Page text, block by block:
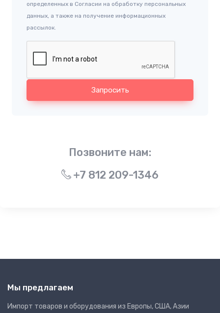
определенных в Согласии на обработку персональных
данных, а также на получение информационных
рассылок.
Запросить
Позвоните нам:
+7 812 209-1346
Мы предлагаем
Импорт товаров и оборудования из Европы, США, Азии